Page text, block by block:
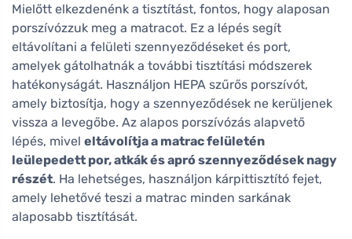
Mielőtt elkezdenénk a tisztítást, fontos, hogy alaposan
porszívózzuk meg a matracot. Ez a lépés segít
eltávolítani a felületi szennyeződéseket és port,
amelyek gátolhatnák a további tisztítási módszerek
hatékonyságát. Használjon HEPA szűrős porszívót,
amely biztosítja, hogy a szennyeződések ne kerüljenek
vissza a levegőbe. Az alapos porszívózás alapvető
lépés, mivel eltávolítja a matrac felületén
leülepedett por, atkák és apró szennyeződések nagy
részét. Ha lehetséges, használjon kárpittisztító fejet,
amely lehetővé teszi a matrac minden sarkának
alaposabb tisztítását.